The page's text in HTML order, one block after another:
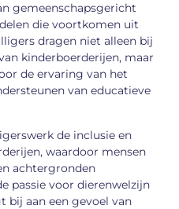
gemeenschapsgericht
die voortkomen uit
dragen niet alleen bij
kinderboerderijen, maar
de ervaring van het
van educatieve
de inclusie en
waardoor mensen
achtergronden
passie voor dierenwelzijn
bij aan een gevoel van